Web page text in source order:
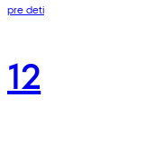
pre deti
12